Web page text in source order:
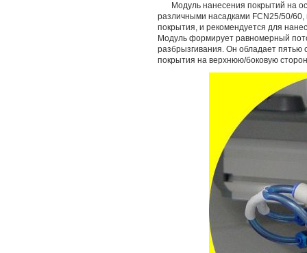
Модуль нанесения покрытий на
различными насадками FCN25/50/
покрытия, и рекомендуется для
Модуль формирует равномерный
разбрызгивания. Он обладает пятью
покрытия на верхнюю/боковую